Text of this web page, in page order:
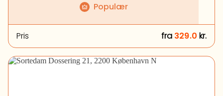
Populær
Pris fra 329.0 kr.